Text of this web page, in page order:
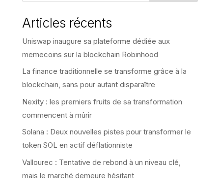
Articles récents
Uniswap inaugure sa plateforme dédiée aux
memecoins sur la blockchain Robinhood
La finance traditionnelle se transforme grâce à la
blockchain, sans pour autant disparaître
Nexity : les premiers fruits de sa transformation
commencent à mûrir
Solana : Deux nouvelles pistes pour transformer le
token SOL en actif déflationniste
Vallourec : Tentative de rebond à un niveau clé,
mais le marché demeure hésitant